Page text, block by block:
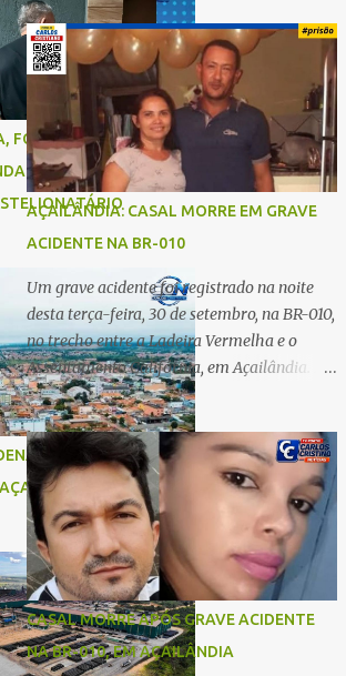
DE SEGURANÇA
DE PRISÃO EM
A 18 ANOS POR
relacionamento de quase três anos e com
quem tem uma filha. Segundo Karine,
durante todo o dia anterior, o suspeito
enviou mensagens insistindo para reatar o
relacionamento, mas ela deixou claro que
não queria. Naquela noite, a vítima recebeu
o convite de um amigo para ir a uma festa.
Ao chegar ao local, percebeu que o ex
também estava presente, mas permaneceu
tranquila durante todo o evento. O ataque
aconteceu quando Karine retornava para
casa, por volta das 5h40 da manhã.
“Quando cheguei, ele estava escondido.
Assim que me viu, entrou no carro e
começou a me atacar com uma faca,
atingindo também o rapaz que estava
comigo”, relatou. Após a agressão, Karine
recebeu atendimento médico e passa bem,
estando fora de perigo. A jovem também
registrou boletim de ocorrência contra o ex-
companheiro. Mesm...
AÇAILÂNDIA: CASAL MORRE EM GRAVE
ACIDENTE NA BR-010
Um grave acidente foi registrado na noite
desta terça-feira, 30 de setembro, na BR-010,
no trecho entre a Ladeira Vermelha e o
Assentamento Califórnia, em Açailândia. De
acordo com informações apuradas, as
vítimas eram um casal residente em
Imperatriz. Eles haviam vindo até o bairro
Plano da Serra, em Açailândia, para visitar
familiares e estavam a caminho de casa
quando ocorreu a tragédia. O acidente
envolveu uma motocicleta e um caminhão
caçamba. Com o impacto da colisão, o casal
não resistiu aos ferimentos e veio a óbito
ainda no local. As vítimas foram
identificadas como Carmem Rejane e
CASAL MORRE APÓS GRAVE ACIDENTE
NA BR-010, EM AÇAILÂNDIA